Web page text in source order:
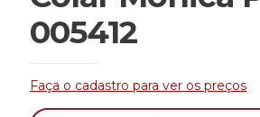
005412
Faça o cadastro para ver os preços